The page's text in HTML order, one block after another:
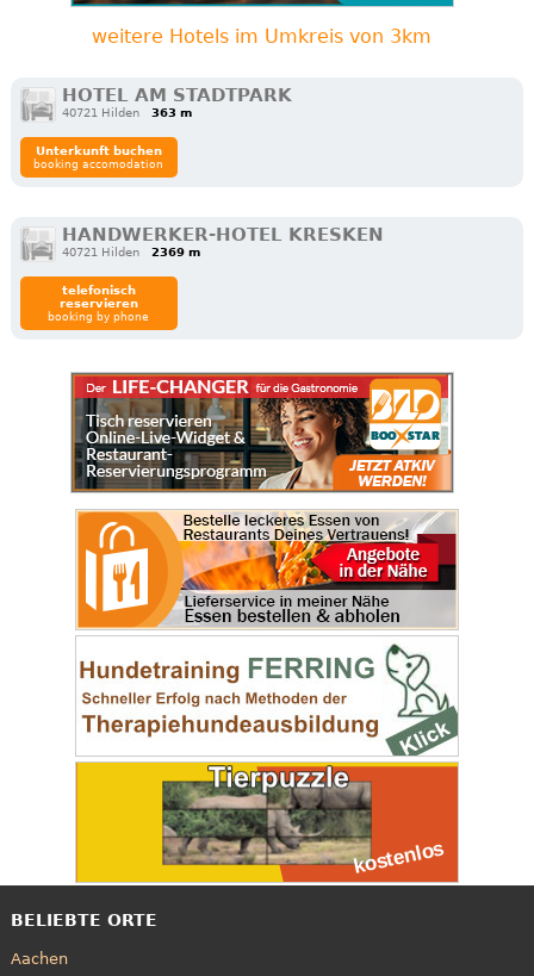
weitere Hotels im Umkreis von 3km
HOTEL AM STADTPARK
40721 Hilden 363 m
Unterkunft buchen
booking accomodation
HANDWERKER-HOTEL KRESKEN
40721 Hilden 2369 m
telefonisch
reservieren
booking by phone
BELIEBTE ORTE
Aachen